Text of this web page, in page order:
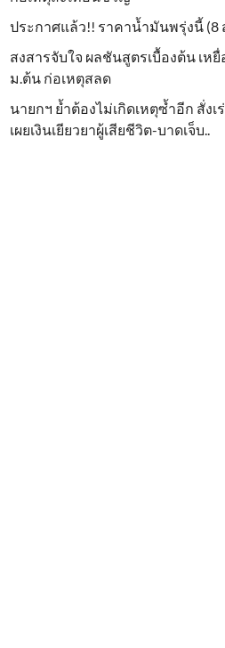
ประกาศแล้ว!! ราคาน้ำมันพรุ่งนี้ (8
สงสารจับใจ ผลชันสูตรเบื้องต้น เหยื่
ม.ต้น ก่อเหตุสลด
นายกฯ ย้ำต้องไม่เกิดเหตุซ้ำอีก สั่งเ
เผยเงินเยียวยาผู้เสียชีวิต-บาดเจ็บ..